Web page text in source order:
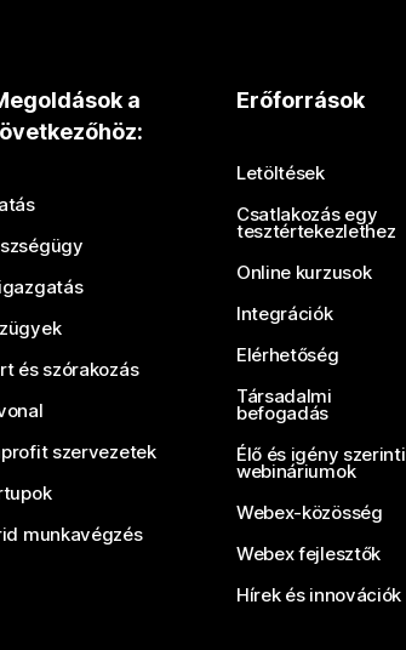
szüksége?a
és szórakozás
szervezetek
munkavégzés
Erőforrások
Letöltések
Csatlakozás egy
tesztértekezlethez
Online kurzusok
Integrációk
Elérhetőség
Társadalmi
befogadás
Élő és igény szerinti
webináriumok
Webex-közösség
Webex fejlesztők
Hírek és innovációk